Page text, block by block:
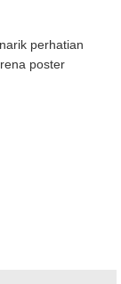
perhatian
poster